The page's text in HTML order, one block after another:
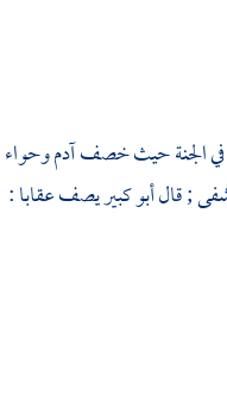
الجنة حيث خصفآدموحواء
; قالأبو كبيريصف عقابا :